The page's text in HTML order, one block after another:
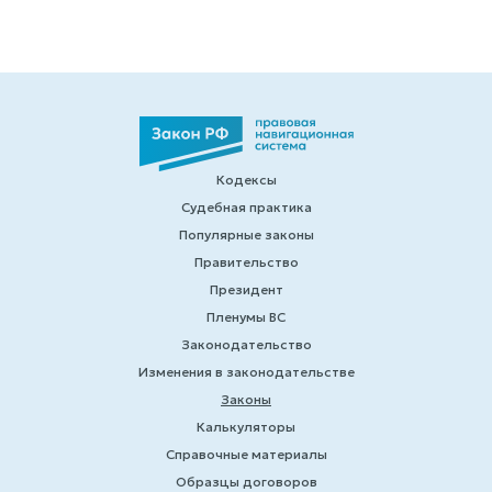
Кодексы
Судебная практика
Популярные законы
Правительство
Президент
Пленумы ВС
Законодательство
Изменения в законодательстве
Законы
Калькуляторы
Справочные материалы
Образцы договоров